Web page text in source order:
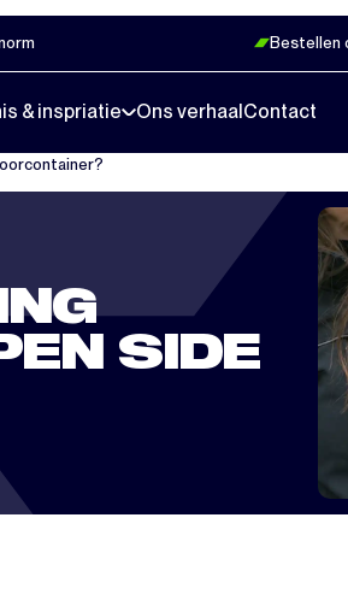
Bestellen
& inspriatie Ons verhaal Contact
SIDE